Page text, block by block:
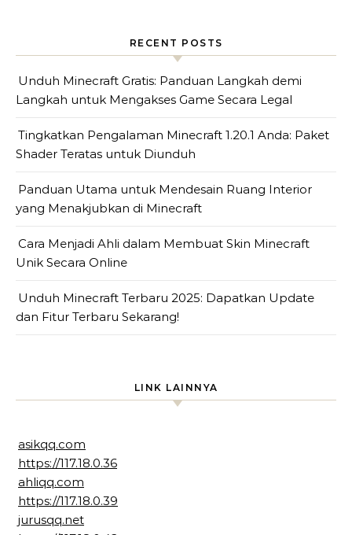
RECENT POSTS
Unduh Minecraft Gratis: Panduan Langkah demi
Langkah untuk Mengakses Game Secara Legal
Tingkatkan Pengalaman Minecraft 1.20.1 Anda: Paket
Shader Teratas untuk Diunduh
Panduan Utama untuk Mendesain Ruang Interior
yang Menakjubkan di Minecraft
Cara Menjadi Ahli dalam Membuat Skin Minecraft
Unik Secara Online
Unduh Minecraft Terbaru 2025: Dapatkan Update
dan Fitur Terbaru Sekarang!
LINK LAINNYA
asikqq.com
https://117.18.0.36
ahliqq.com
https://117.18.0.39
jurusqq.net